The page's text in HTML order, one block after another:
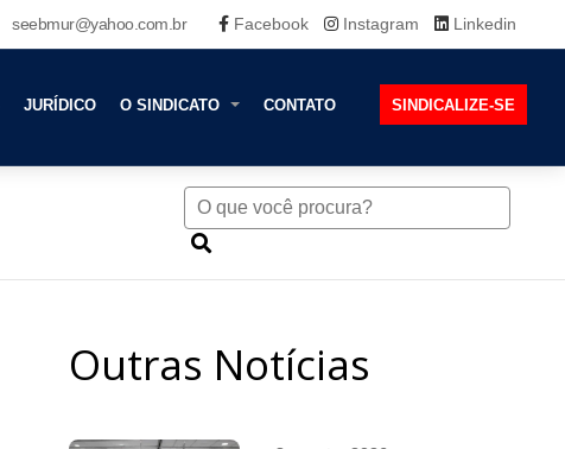
seebmur@yahoo.com.br Facebook Instagram Linkedin
JURÍDICO O SINDICATO CONTATO SINDICALIZE-SE
Outras Notícias